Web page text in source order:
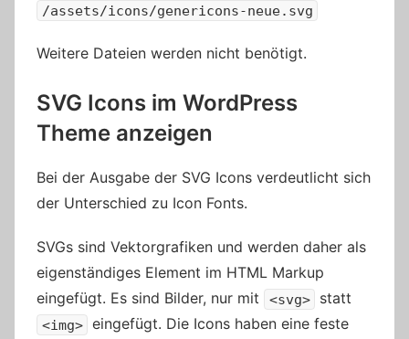
/assets/icons/genericons-neue.svg
Weitere Dateien werden nicht benötigt.
SVG Icons im WordPress
Theme anzeigen
Bei der Ausgabe der SVG Icons verdeutlicht sich
der Unterschied zu Icon Fonts.
SVGs sind Vektorgrafiken und werden daher als
eigenständiges Element im HTML Markup
eingefügt. Es sind Bilder, nur mit
<svg> statt
<img> eingefügt. Die Icons haben eine feste